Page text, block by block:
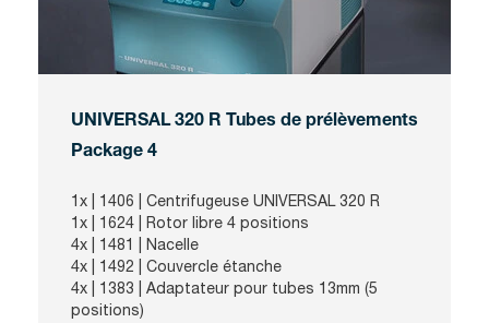
UNIVERSAL 320 R Tubes de prélèvements
Package 4
1x | 1406
| Centrifugeuse UNIVERSAL 320 R
1x | 1624
| Rotor libre 4 positions
4x | 1481
| Nacelle
4x | 1492
| Couvercle étanche
4x | 1383
| Adaptateur pour tubes 13mm (5
positions)